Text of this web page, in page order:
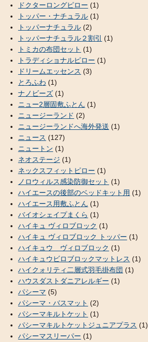
ドクターロングピロー (1)
トッパー・ナチュラル (1)
トッパーナチュラル (2)
トッパーナチュラル２割引
(1)
トミカの布団セット (1)
トラディショナルピロー (1)
ドリームエッセンス (3)
とろふわ (1)
ナノビーズ (1)
ニュー2層固敷ふとん (1)
ニュージーランド (2)
ニュージーランドへ海外発送 (1)
ニュース (127)
ニュートン (1)
ネオステージ (1)
ネックスフィットピロー (1)
ノロウィルス感染防御セット (1)
ハイエースの後部のベッドキット用 (1)
ハイエース用敷ふとん (1)
バイオシェイプまくら (1)
ハイキュ ヴィロブロック (1)
ハイキュ ヴィロブロック トッパー (1)
ハイキュウ ヴィロブロック (1)
ハイキュウビロブロックマットレス (1)
ハイクォリティ二層式羽毛掛布団 (1)
ハウスダストダニアレルギー (1)
パシーマ (5)
パシーマ・バスマット (2)
パシーマキルトケット (1)
パシーマキルトケットジュニアプラス (1)
パシーマスリーパー (1)